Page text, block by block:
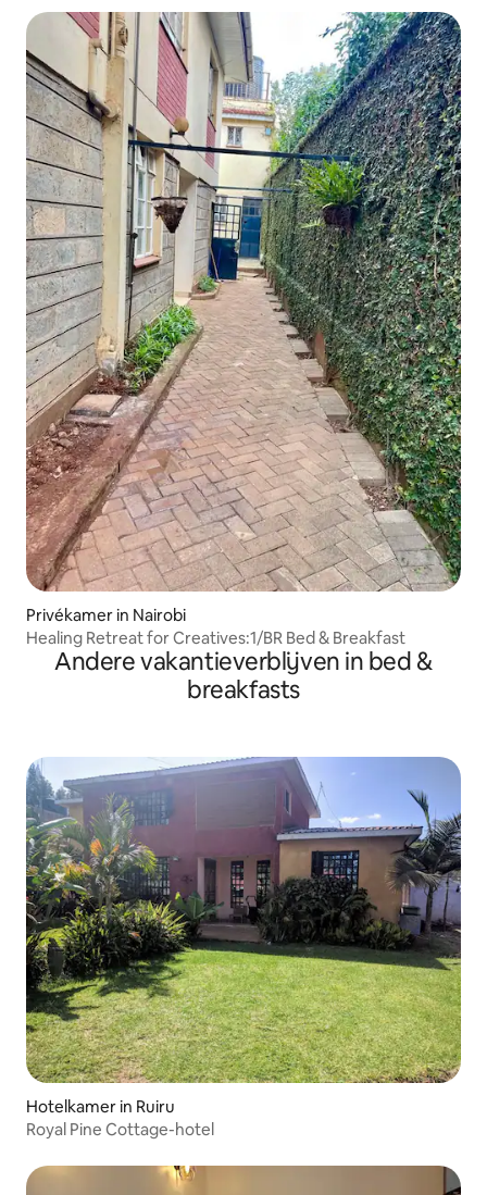
Privékamer in Nairobi
Healing Retreat for Creatives:1/BR Bed & Breakfast
Andere vakantieverblijven in bed &
breakfasts
Hotelkamer in Ruiru
Royal Pine Cottage-hotel